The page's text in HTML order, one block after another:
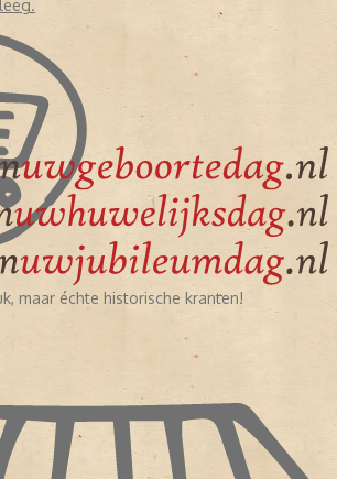
maar échte historische kranten!